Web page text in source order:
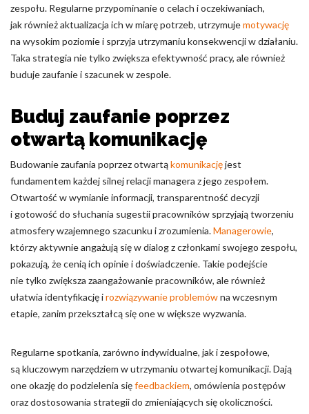
zespołu. Regularne przypominanie o celach i oczekiwaniach,
jak również aktualizacja ich w miarę potrzeb, utrzymujemotywację
na wysokim poziomie i sprzyja utrzymaniu konsekwencji w działaniu.
Taka strategia nie tylko zwiększa efektywność pracy, ale również
buduje zaufanie i szacunek w zespole.
Buduj zaufanie poprzez
otwartą komunikację
Budowanie zaufania poprzez otwartąkomunikacjęjest
fundamentem każdej silnej relacji managera z jego zespołem.
Otwartość w wymianie informacji, transparentność decyzji
i gotowość do słuchania sugestii pracowników sprzyjają tworzeniu
atmosfery wzajemnego szacunku i zrozumienia.Managerowie,
którzy aktywnie angażują się w dialog z członkami swojego zespołu,
pokazują, że cenią ich opinie i doświadczenie. Takie podejście
nie tylko zwiększa zaangażowanie pracowników, ale również
ułatwia identyfikację irozwiązywanie problemówna wczesnym
etapie, zanim przekształcą się one w większe wyzwania.
Regularne spotkania, zarówno indywidualne, jak i zespołowe,
są kluczowym narzędziem w utrzymaniu otwartej komunikacji. Dają
one okazję do podzielenia sięfeedbackiem, omówienia postępów
oraz dostosowania strategii do zmieniających się okoliczności.